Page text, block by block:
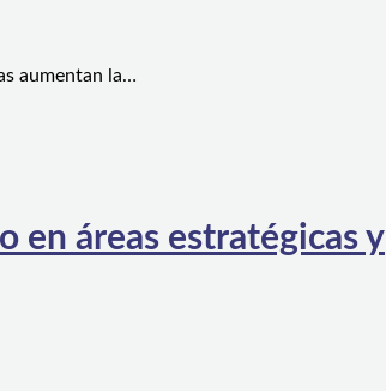
aumentan la…
en áreas estratégicas y